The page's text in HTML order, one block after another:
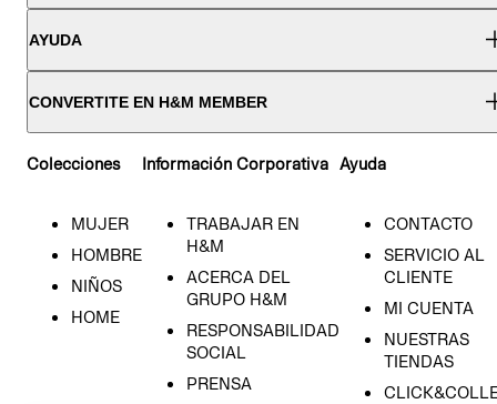
AYUDA
CONVERTITE EN H&M MEMBER
Colecciones
MUJER
HOMBRE
NIÑOS
HOME
Información Corporativa
TRABAJAR EN
H&M
ACERCA DEL
GRUPO H&M
RESPONSABILIDAD
SOCIAL
PRENSA
Ayuda
CONTACTO
SERVICIO AL
CLIENTE
MI CUENTA
NUESTRAS
TIENDAS